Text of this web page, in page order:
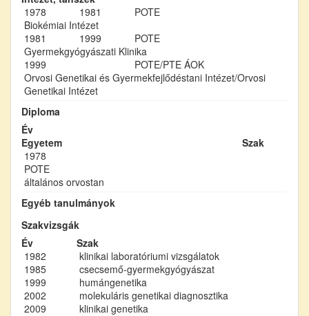
1978
1981
POTE
Biokémiai Intézet
1981
1999
POTE
Gyermekgyógyászati Klinika
1999
POTE/PTE ÁOK
Orvosi Genetikai és Gyermekfejlődéstani Intézet/Orvosi
Genetikai Intézet
Diploma
Év
Egyetem
Szak
1978
POTE
általános orvostan
Egyéb tanulmányok
Szakvizsgák
Év
Szak
1982
klinikai laboratóriumi vizsgálatok
1985
csecsemő-gyermekgyógyászat
1999
humángenetika
2002
molekuláris genetikai diagnosztika
2009
klinikai genetika